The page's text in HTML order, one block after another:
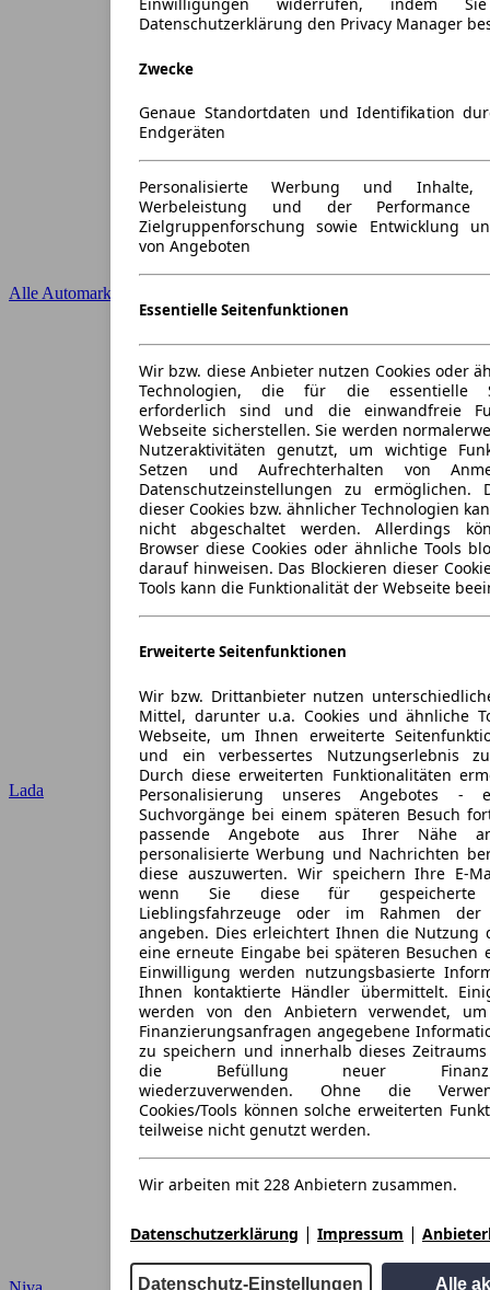
Einwilligungen widerrufen, indem
Datenschutzerklärung den Privacy Manager
Zwecke
Genaue Standortdaten und Identifikation
Endgeräten
Personalisierte Werbung und Inhalte,
Werbeleistung und der
Zielgruppenforschung sowie Entwicklung
von Angeboten
Essentielle Seitenfunktionen
Wir bzw. diese Anbieter nutzen Cookies oder
Technologien, die für die essentielle
erforderlich sind und die einwandfreie
Webseite sicherstellen. Sie werden
Nutzeraktivitäten genutzt, um wichtige
Setzen und Aufrechterhalten von
Datenschutzeinstellungen zu ermöglichen.
dieser Cookies bzw. ähnlicher Technologien
nicht abgeschaltet werden. Allerdings
Browser diese Cookies oder ähnliche Tools
darauf hinweisen. Das Blockieren dieser
Tools kann die Funktionalität der Webseite
Erweiterte Seitenfunktionen
Wir bzw. Drittanbieter nutzen
Mittel, darunter u.a. Cookies und ähnliche
Webseite, um Ihnen erweiterte
und ein verbessertes Nutzungserlebnis
Durch diese erweiterten Funktionalitäten
Personalisierung unseres Angebotes
Suchvorgänge bei einem späteren Besuch
passende Angebote aus Ihrer Nähe
personalisierte Werbung und Nachrichten
diese auszuwerten. Wir speichern Ihre E-
wenn Sie diese für gespeicherte
Lieblingsfahrzeuge oder im Rahmen der
angeben. Dies erleichtert Ihnen die Nutzung
eine erneute Eingabe bei späteren
Einwilligung werden nutzungsbasierte
Ihnen kontaktierte Händler übermittelt.
werden von den Anbietern verwendet,
Finanzierungsanfragen angegebene
zu speichern und innerhalb dieses
die Befüllung neuer
wiederzuverwenden. Ohne die
Cookies/Tools können solche erweiterten
teilweise nicht genutzt werden.
Wir arbeiten mit 228 Anbietern zusammen.
Datenschutzerklärung | Impressum |
Datenschutz-Einstellungen Alle
Alle Automarken
Lada